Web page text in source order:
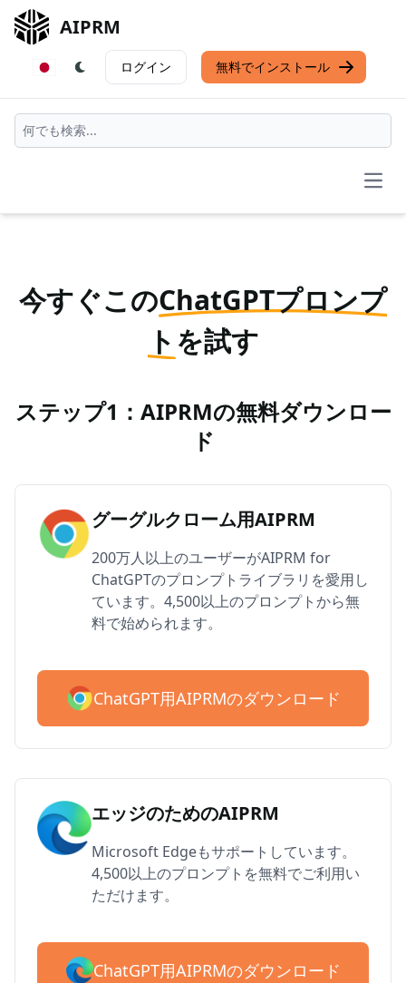
AIPRM
ログイン 無料でインストール
今すぐこのChatGPTプロンプ
ト を試す
ステップ1：AIPRMの無料ダウンロー
ド
グーグルクローム用AIPRM
200万人以上のユーザーがAIPRM for
ChatGPTのプロンプトライブラリを愛用し
ています。4,500以上のプロンプトから無
料で始められます。
ChatGPT用AIPRMのダウンロード
エッジのためのAIPRM
Microsoft Edgeもサポートしています。
4,500以上のプロンプトを無料でご利用い
ただけます。
ChatGPT用AIPRMのダウンロード